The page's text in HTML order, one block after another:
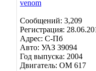
Сообщений: 3,209
Регистрация:
Адрес: C-Пб
Авто: УАЗ 39094
Год выпуска: 2004
Двигатель: OM 617